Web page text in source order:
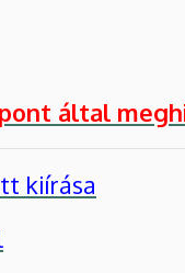
által
kiírása